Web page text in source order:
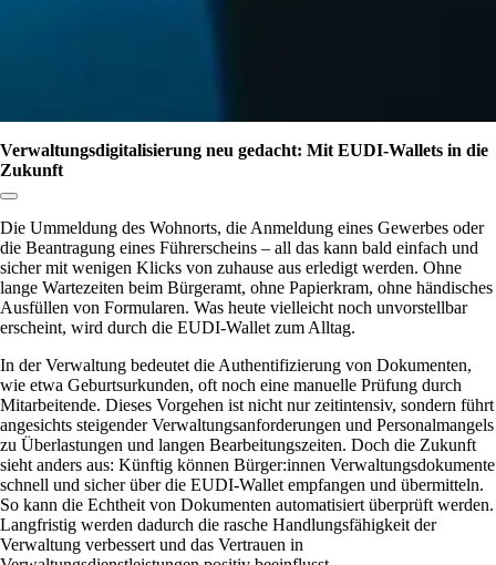
Verwaltungs­digitalisierung neu gedacht: Mit EUDI-Wallets in die
Zukunft
Link zum Abschnitt kopieren:
Die Ummeldung des Wohnorts, die Anmeldung eines Gewerbes oder
die Beantragung eines Führerscheins – all das kann bald einfach und
sicher mit wenigen Klicks von zuhause aus erledigt werden. Ohne
lange Wartezeiten beim Bürgeramt, ohne Papierkram, ohne händisches
Ausfüllen von Formularen. Was heute vielleicht noch unvorstellbar
erscheint, wird durch die EUDI-Wallet zum Alltag.
In der Verwaltung bedeutet die Authentifizierung von Dokumenten,
wie etwa Geburtsurkunden, oft noch eine manuelle Prüfung durch
Mitarbeitende. Dieses Vorgehen ist nicht nur zeitintensiv, sondern führt
angesichts steigender Verwaltungsanforderungen und Personalmangels
zu Überlastungen und langen Bearbeitungszeiten. Doch die Zukunft
sieht anders aus: Künftig können Bürger:innen Verwaltungsdokumente
schnell und sicher über die EUDI-Wallet empfangen und übermitteln.
So kann die Echtheit von Dokumenten automatisiert überprüft werden.
Langfristig werden dadurch die rasche Handlungsfähigkeit der
Verwaltung verbessert und das Vertrauen in